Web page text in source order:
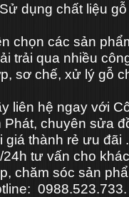
dụng chất liệu
chọn các sản
trải qua nhiều
sơ chế, xử lý gỗ
liên hệ ngay với
Phát, chuyên sửa
giá thành rẻ ưu đãi
24h tư vấn cho
chăm sóc sản